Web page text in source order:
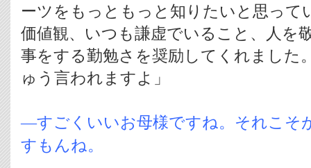
ーツをもっともっと知りたいと思って
価値観、いつも謙虚でいること、人を
事をする勤勉さを奨励してくれました
ゅう言われますよ」
―すごくいいお母様ですね。それこそ
すもんね。